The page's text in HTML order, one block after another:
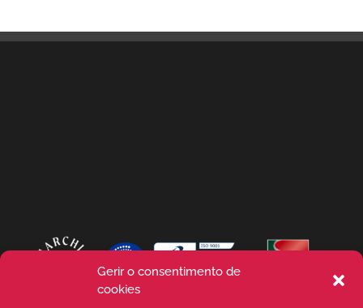
Gerir o consentimento de
cookies